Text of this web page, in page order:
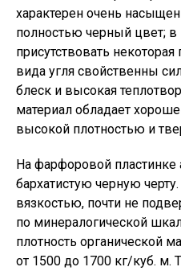
характерен очень
полностью черный цвет;
присутствовать
вида угля свойственны
блеск и высокая
материал обладает
высокой плотностью и
На фарфоровой пластинке
бархатистую черную
вязкостью, почти не
по минералогической
плотность органической
от 1500 до 1700 кг/куб. м.